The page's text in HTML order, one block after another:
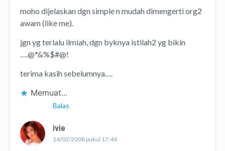
moho dijelaskan dgn simple n mudah dimengerti org2
awam (like me).
jgn yg terlalu ilmiah, dgn byknya istilah2 yg bikin
….@*&%$#@!
terima kasih sebelumnya….
Memuat...
Balas
ivie
14/03/2008 pukul 17:44